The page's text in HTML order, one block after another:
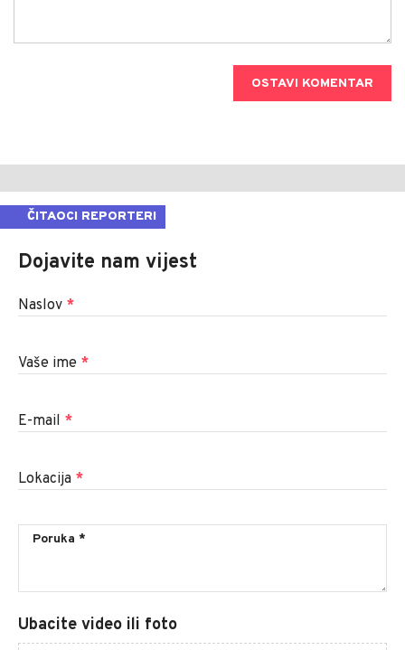
OSTAVI KOMENTAR
ČITAOCI REPORTERI
Dojavite nam vijest
Naslov *
Vaše ime *
E-mail *
Lokacija *
Ubacite video ili foto